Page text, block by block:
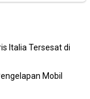
Italia Tersesat di
Mobil